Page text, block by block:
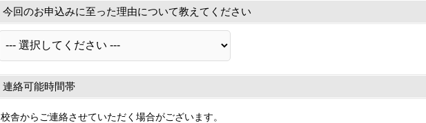
今回のお申込みに至った理由について教えてください
連絡可能時間帯
校舎からご連絡させていただく場合がございます。